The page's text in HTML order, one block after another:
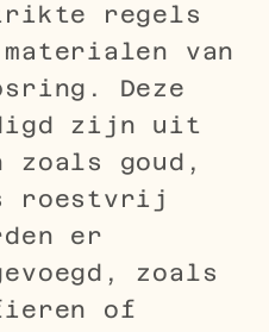
regels
van
Deze
zijn uit
zoals goud,
roestvrij
er
zoals
of